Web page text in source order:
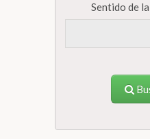
Sentido de